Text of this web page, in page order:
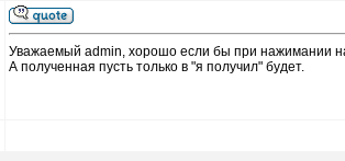
Уважаемый admin, хорошо если бы при нажимании
А полученная пусть только в "я получил" будет.